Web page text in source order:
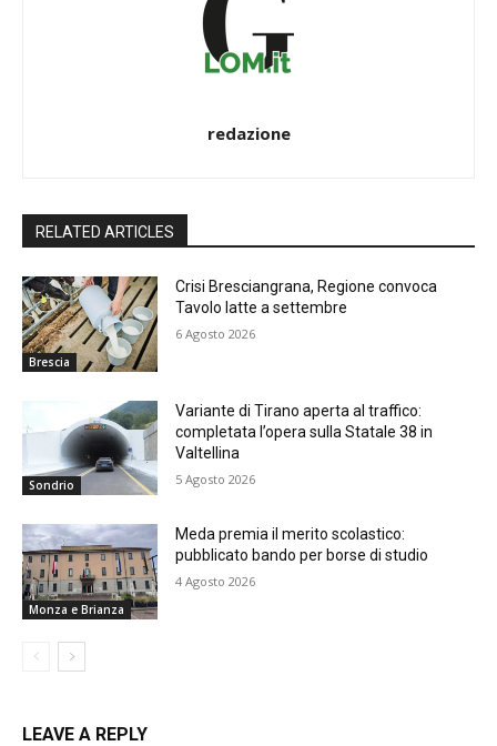
redazione
RELATED ARTICLES
Brescia
Crisi Bresciangrana, Regione convoca
Tavolo latte a settembre
6 Agosto 2026
Sondrio
Variante di Tirano aperta al traffico:
completata l’opera sulla Statale 38 in
Valtellina
5 Agosto 2026
Monza e Brianza
Meda premia il merito scolastico:
pubblicato bando per borse di studio
4 Agosto 2026
LEAVE A REPLY